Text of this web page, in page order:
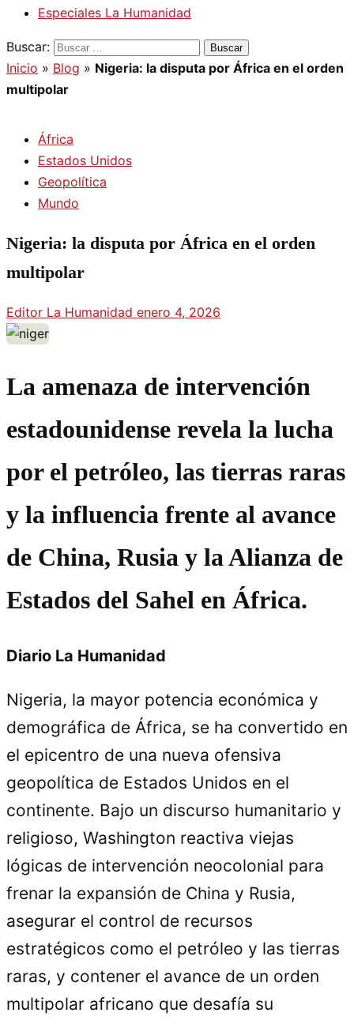
Especiales La Humanidad
Buscar:
Inicio » Blog » Nigeria: la disputa por África en el orden
multipolar
África
Estados Unidos
Geopolítica
Mundo
Nigeria: la disputa por África en el orden
multipolar
Editor La Humanidad enero 4, 2026
La amenaza de intervención
estadounidense revela la lucha
por el petróleo, las tierras raras
y la influencia frente al avance
de China, Rusia y la Alianza de
Estados del Sahel en África.
Diario La Humanidad
Nigeria, la mayor potencia económica y
demográfica de África, se ha convertido en
el epicentro de una nueva ofensiva
geopolítica de Estados Unidos en el
continente. Bajo un discurso humanitario y
religioso, Washington reactiva viejas
lógicas de intervención neocolonial para
frenar la expansión de China y Rusia,
asegurar el control de recursos
estratégicos como el petróleo y las tierras
raras, y contener el avance de un orden
multipolar africano que desafía su